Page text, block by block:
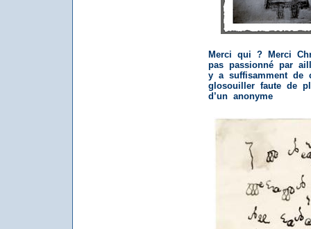
Merci qui ? Merci
pas passionné par
y a suffisamment de
glosouiller faute de
d’un anonyme